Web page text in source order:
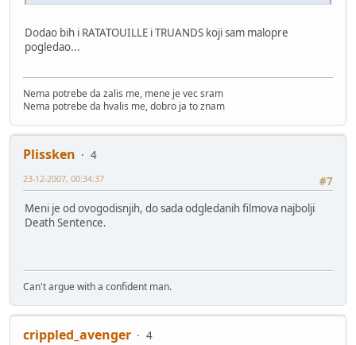
Dodao bih i RATATOUILLE i TRUANDS koji sam malopre
pogledao...
Nema potrebe da zalis me, mene je vec sram
Nema potrebe da hvalis me, dobro ja to znam
Plissken
4
#7
23-12-2007, 00:34:37
Meni je od ovogodisnjih, do sada odgledanih filmova najbolji
Death Sentence.
Can't argue with a confident man.
crippled_avenger
4